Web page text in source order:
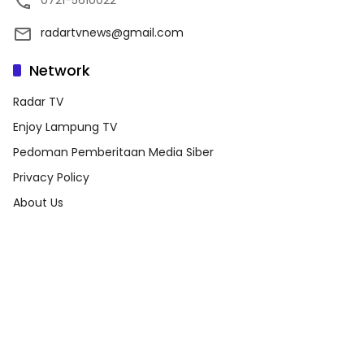
radartvnews@gmail.com
Network
Radar TV
Enjoy Lampung TV
Pedoman Pemberitaan Media Siber
Privacy Policy
About Us